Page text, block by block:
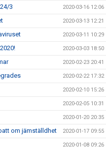
3 2020-03-16 12:06
2020-03-13 12:21
2020-03-11 10:29
2020-03-03 18:50
2020-02-23 20:41
2020-02-22 17:32
2020-02-10 15:26
2020-02-05 10:31
2020-01-20 20:35
om jämställdhet 2020-01-17 09:55
2020-01-08 09:26